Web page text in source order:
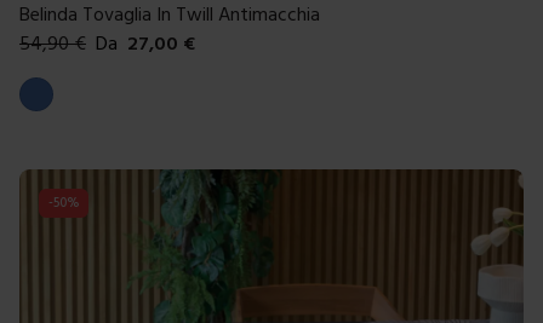
Belinda Tovaglia In Twill Antimacchia
54,90€ Da 27,00 €
Colori disponibili
Blue
-50%